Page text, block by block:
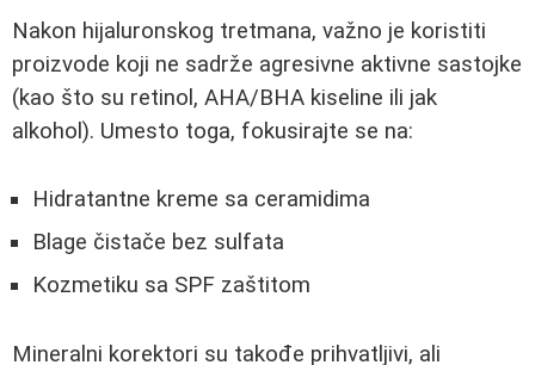
Nakon hijaluronskog tretmana, važno je koristiti
proizvode koji ne sadrže agresivne aktivne sastojke
(kao što su retinol, AHA/BHA kiseline ili jak
alkohol). Umesto toga, fokusirajte se na:
Hidratantne kreme sa ceramidima
Blage čistače bez sulfata
Kozmetiku sa SPF zaštitom
Mineralni korektori su takođe prihvatljivi, ali